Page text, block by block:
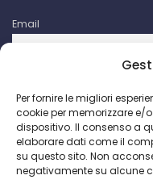
Per fornire le migliori
cookie per memorizzare e/
dispositivo. Il consenso a
elaborare dati come il
su questo sito. Non
negativamente su alcune
Email
raccolti verranno utilizzati
promozionali da parte di